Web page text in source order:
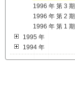
1996 年 第 3 期
1996 年 第 2 期
1996 年 第 1 期
1995 年
1994 年